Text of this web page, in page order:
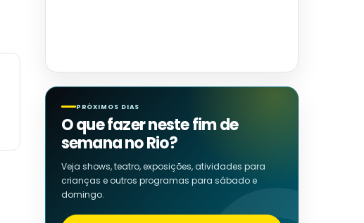
PRÓXIMOS DIAS
O que fazer neste fim de
semana no Rio?
Veja shows, teatro, exposições, atividades para
crianças e outros programas para sábado e
domingo.